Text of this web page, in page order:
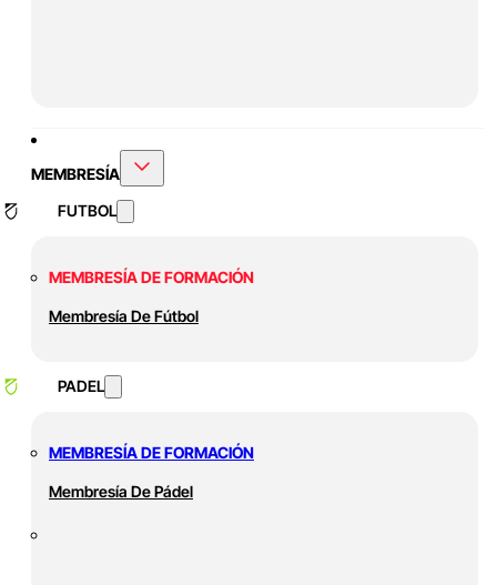
MEMBRESÍA
FUTBOL
MEMBRESÍA DE FORMACIÓN
Membresía De Fútbol
PADEL
MEMBRESÍA DE FORMACIÓN
Membresía De Pádel